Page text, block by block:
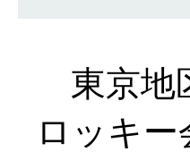
東京地
ロッキ